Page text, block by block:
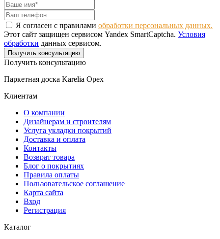
Я согласен с правилами обработки персональных данных.
Этот сайт защищен сервисом Yandex SmartCaptcha. Условия
обработки данных сервисом.
Получить консультацию
Получить консультацию
Паркетная доска Karelia Орех
Клиентам
О компании
Дизайнерам и строителям
Услуга укладки покрытий
Доставка и оплата
Контакты
Возврат товара
Блог о покрытиях
Правила оплаты
Пользовательское соглашение
Карта сайта
Вход
Регистрация
Каталог